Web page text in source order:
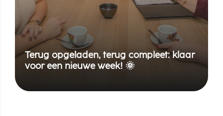
Terug opgeladen, terug compleet: klaar
voor een nieuwe week! 🌞